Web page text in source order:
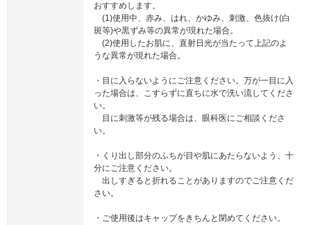
おすすめします。
(1)使用中、赤み、はれ、かゆみ、刺激、色抜け(白
斑等)や黒ずみ等の異常が現れた場合。
(2)使用したお肌に、直射日光が当たって上記のよ
うな異常が現れた場合。
・目に入らないようにご注意ください。万が一目に入
った場合は、こすらずに直ちに水で洗い流してくださ
い。
目に刺激等が残る場合は、眼科医にご相談くださ
い。
・くり出し部分のふちが目や肌にあたらないよう、十
分にご注意ください。
出しすぎると折れることがありますのでご注意くだ
さい。
・ご使用後はキャップをきちんと閉めてください。